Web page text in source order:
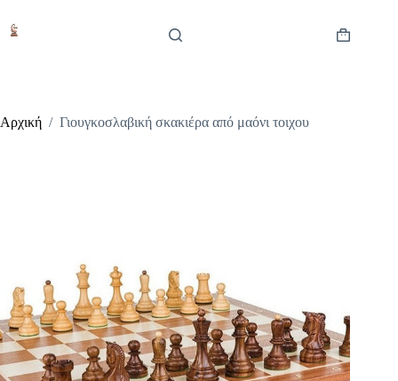
στο
περιεχόμενο
Καλάθι
Αρχική / Γιουγκοσλαβική σκακιέρα από μαόνι τοιχου